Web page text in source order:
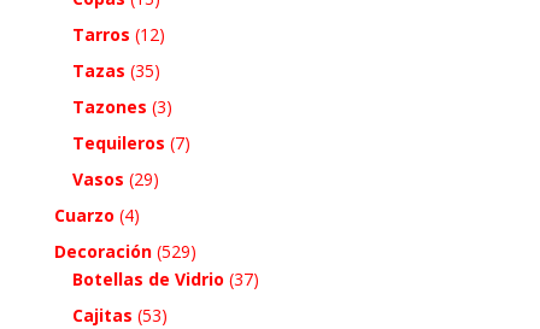
Tarros (12)
Tazas (35)
Tazones (3)
Tequileros (7)
Vasos (29)
Cuarzo (4)
Decoración (529)
Botellas de Vidrio (37)
Cajitas (53)